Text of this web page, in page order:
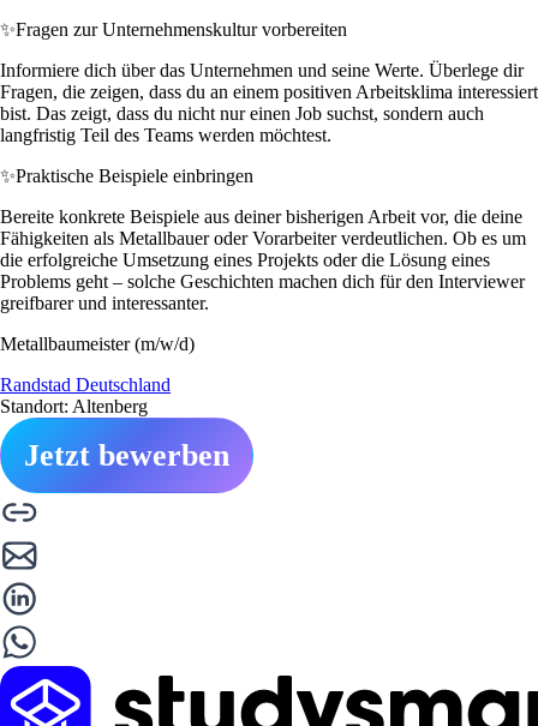
✨Fragen zur Unternehmenskultur vorbereiten
Informiere dich über das Unternehmen und seine Werte. Überlege dir
Fragen, die zeigen, dass du an einem positiven Arbeitsklima interessiert
bist. Das zeigt, dass du nicht nur einen Job suchst, sondern auch
langfristig Teil des Teams werden möchtest.
✨Praktische Beispiele einbringen
Bereite konkrete Beispiele aus deiner bisherigen Arbeit vor, die deine
Fähigkeiten als Metallbauer oder Vorarbeiter verdeutlichen. Ob es um
die erfolgreiche Umsetzung eines Projekts oder die Lösung eines
Problems geht – solche Geschichten machen dich für den Interviewer
greifbarer und interessanter.
Metallbaumeister (m/w/d)
Randstad Deutschland
Standort: Altenberg
Jetzt bewerben